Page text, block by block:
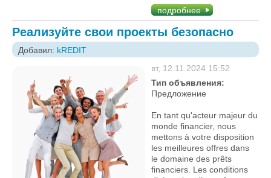
подробнее
Реализуйте свои проекты безопасно
Добавил: kREDIT
вт, 12.11.2024 15:52
Тип объявления:
Предложение
En tant qu'acteur majeur du
monde financier, nous
mettons à votre disposition
les meilleures offres dans
le domaine des prêts
financiers. Les conditions